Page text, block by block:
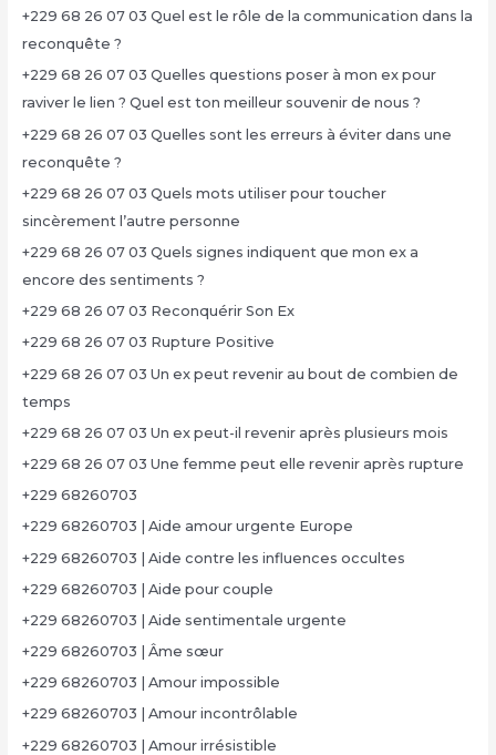
+229 68 26 07 03 Quel est le rôle de la communication dans la
reconquête ?
+229 68 26 07 03 Quelles questions poser à mon ex pour
raviver le lien ? Quel est ton meilleur souvenir de nous ?
+229 68 26 07 03 Quelles sont les erreurs à éviter dans une
reconquête ?
+229 68 26 07 03 Quels mots utiliser pour toucher
sincèrement l’autre personne
+229 68 26 07 03 Quels signes indiquent que mon ex a
encore des sentiments ?
+229 68 26 07 03 Reconquérir Son Ex
+229 68 26 07 03 Rupture Positive
+229 68 26 07 03 Un ex peut revenir au bout de combien de
temps
+229 68 26 07 03 Un ex peut-il revenir après plusieurs mois
+229 68 26 07 03 Une femme peut elle revenir après rupture
+229 68260703
+229 68260703 | Aide amour urgente Europe
+229 68260703 | Aide contre les influences occultes
+229 68260703 | Aide pour couple
+229 68260703 | Aide sentimentale urgente
+229 68260703 | Âme sœur
+229 68260703 | Amour impossible
+229 68260703 | Amour incontrôlable
+229 68260703 | Amour irrésistible